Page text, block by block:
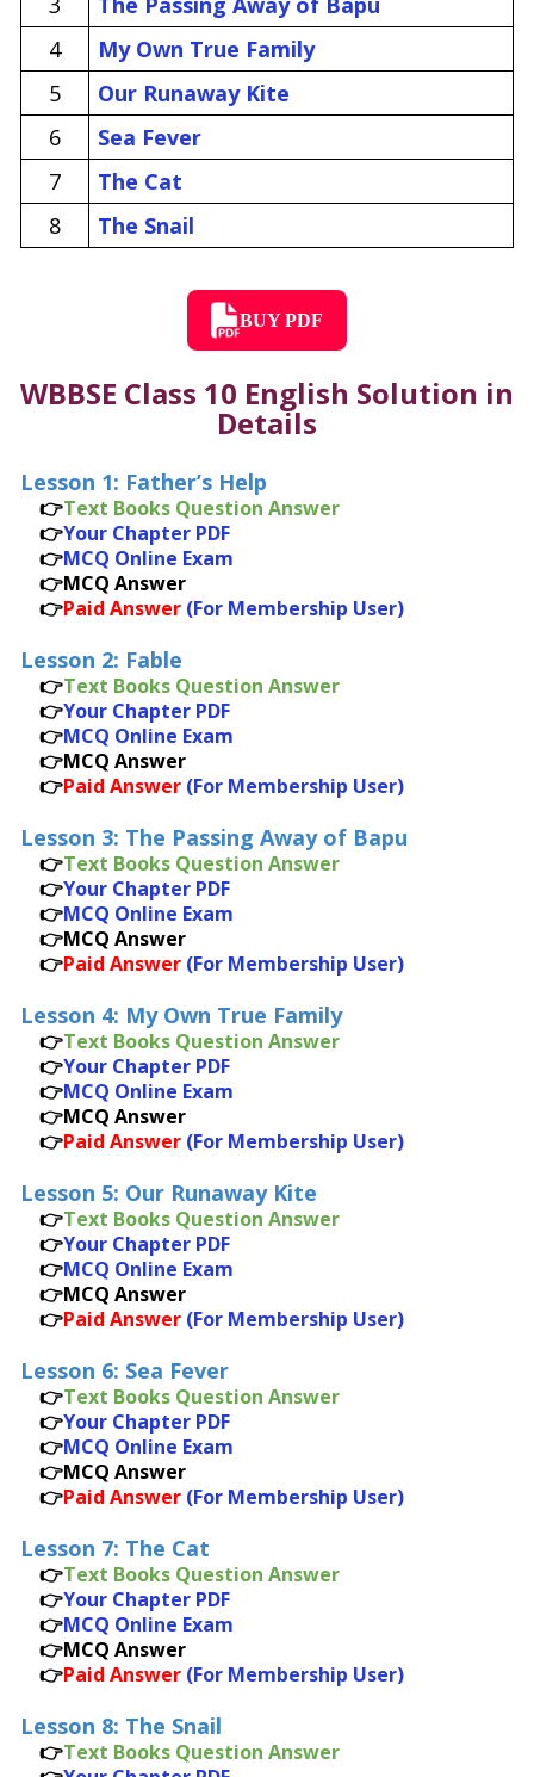
4
My Own True Family
5
Our Runaway Kite
6
Sea Fever
7
The Cat
8
The Snail
BUY PDF
WBBSE Class 10 English Solution in
Details
Lesson 1: Father’s Help
👉Text Books Question Answer
👉Your Chapter PDF
👉MCQ Online Exam
👉MCQ Answer
👉Paid Answer (For Membership User)
Lesson 2: Fable
👉Text Books Question Answer
👉Your Chapter PDF
👉MCQ Online Exam
👉MCQ Answer
👉Paid Answer (For Membership User)
Lesson 3: The Passing Away of Bapu
👉Text Books Question Answer
👉Your Chapter PDF
👉MCQ Online Exam
👉MCQ Answer
👉Paid Answer (For Membership User)
Lesson 4: My Own True Family
👉Text Books Question Answer
👉Your Chapter PDF
👉MCQ Online Exam
👉MCQ Answer
👉Paid Answer (For Membership User)
Lesson 5: Our Runaway Kite
👉Text Books Question Answer
👉Your Chapter PDF
👉MCQ Online Exam
👉MCQ Answer
👉Paid Answer (For Membership User)
Lesson 6: Sea Fever
👉Text Books Question Answer
👉Your Chapter PDF
👉MCQ Online Exam
👉MCQ Answer
👉Paid Answer (For Membership User)
Lesson 7: The Cat
👉Text Books Question Answer
👉Your Chapter PDF
👉MCQ Online Exam
👉MCQ Answer
👉Paid Answer (For Membership User)
Lesson 8: The Snail
👉Text Books Question Answer